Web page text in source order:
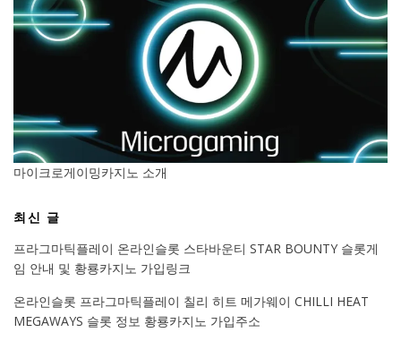
마이크로게이밍카지노 소개
최신 글
프라그마틱플레이 온라인슬롯 스타바운티 STAR BOUNTY 슬롯게
임 안내 및 황룡카지노 가입링크
온라인슬롯 프라그마틱플레이 칠리 히트 메가웨이 CHILLI HEAT
MEGAWAYS 슬롯 정보 황룡카지노 가입주소